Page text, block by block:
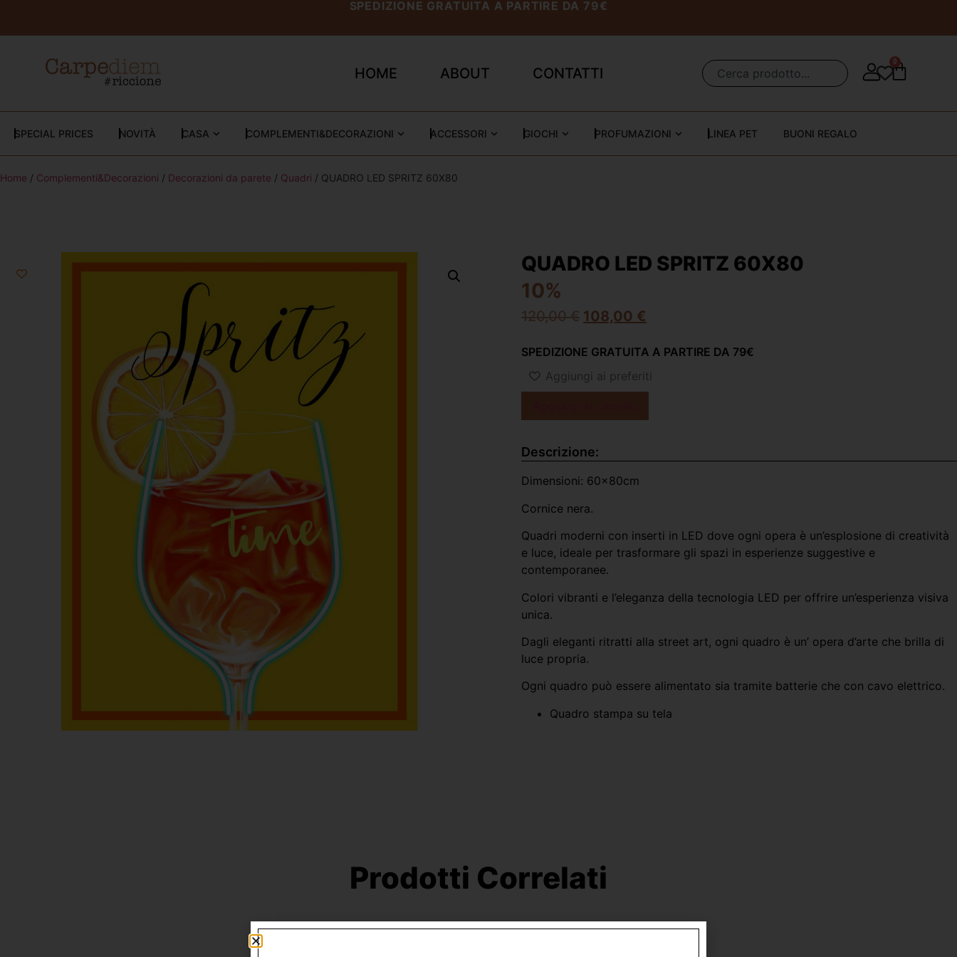
SPEDIZIONE GRATUITA A PARTIRE DA 79€
HOME ABOUT CONTATTI
0
SPECIAL PRICES NOVITÀ CASA COMPLEMENTI&DECORAZIONI ACCESSORI GIOCHI PROFUMAZIONI LINEA PET BUONI REGALO
Home / Complementi&Decorazioni / Decorazioni da parete / Quadri / QUADRO LED SPRITZ 60X80
QUADRO LED SPRITZ 60X80
10%
120,00€ 108,00 €
SPEDIZIONE GRATUITA A PARTIRE DA 79€
Aggiungi ai preferiti
Descrizione:
Dimensioni: 60x80cm
Cornice nera.
Quadri moderni con inserti in LED dove ogni opera è un’esplosione di creatività
e luce, ideale per trasformare gli spazi in esperienze suggestive e
contemporanee.
Colori vibranti e l’eleganza della tecnologia LED per offrire un’esperienza visiva
unica.
Dagli eleganti ritratti alla street art, ogni quadro è un’ opera d’arte che brilla di
luce propria.
Ogni quadro può essere alimentato sia tramite batterie che con cavo elettrico.
Quadro stampa su tela
Prodotti Correlati